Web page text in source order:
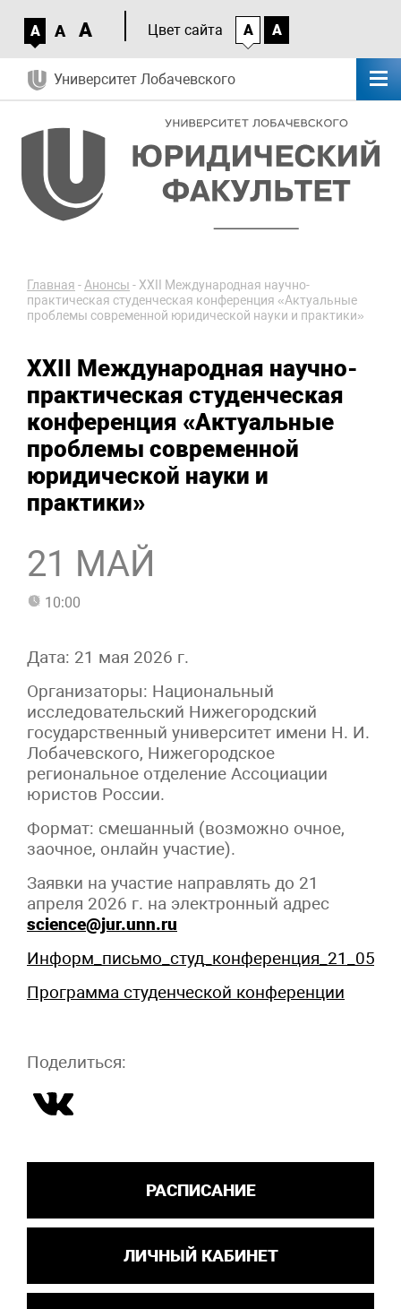
A A A Цвет сайта A A
Университет Лобачевского
Главная -Анонсы - XXII Международная научно-
практическая студенческая конференция «Актуальные
проблемы современной юридической науки и практики»
XXII Международная научно-
практическая студенческая
конференция «Актуальные
проблемы современной
юридической науки и
практики»
21 МАЙ
10:00
Дата: 21 мая 2026 г.
Организаторы: Национальный
исследовательский Нижегородский
государственный университет имени Н. И.
Лобачевского, Нижегородское
региональное отделение Ассоциации
юристов России.
Формат: смешанный (возможно очное,
заочное, онлайн участие).
Заявки на участие направлять до 21
апреля 2026 г. на электронный адрес
science@jur.unn.ru
Программа студенческой конференции
Поделиться:
РАСПИСАНИЕ
ЛИЧНЫЙ КАБИНЕТ